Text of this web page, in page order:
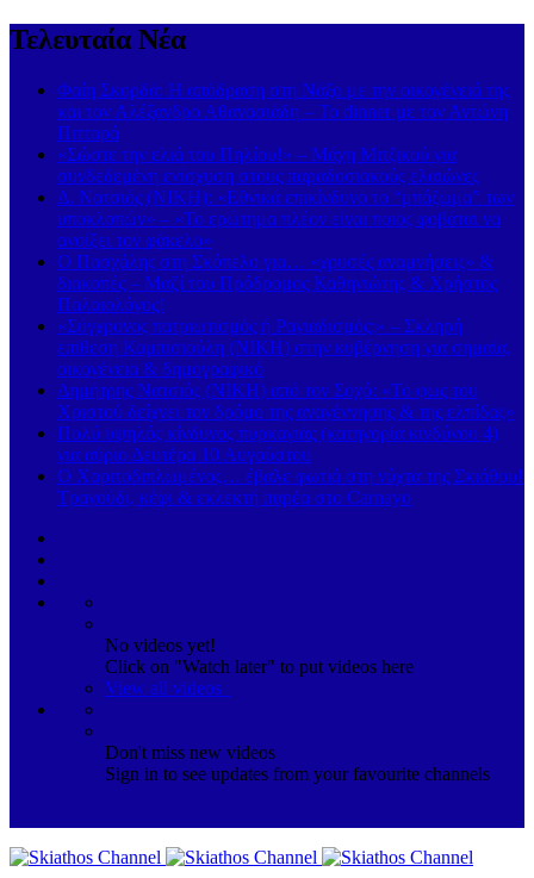
Τελευταία Νέα
Φαίη Σκορδά: Η απόδραση στη Νάξο με την οικογένειά της
και τον Αλέξανδρο Αθανασιάδη – Το dinner με τον Αντώνη
Πιτταρά
«Σώστε την ελιά του Πηλίου!» – Μάχη Μιτζικού για
συνδεδεμένη ενίσχυση στους παραδοσιακούς ελαιώνες
Δ. Νατσιός (ΝΙΚΗ): «Εθνικά επικίνδυνο το “μπάζωμα” των
υποκλοπών» – «Το ερώτημα πλέον είναι ποιος φοβάται να
ανοίξει τον φάκελο»
Ο Πασχάλης στη Σκόπελο για… «χρυσές αναμνήσεις» &
διακοπές – Μαζί του Πρόδρομος Καθηνιώτης & Χρήστος
Παλαιολόγος!
«Σύγχρονος πατριωτισμός ή Ραγιαδισμός;» – Σκληρή
επίθεση Καμπισιούλη (ΝΙΚΗ) στην κυβέρνηση για σημαία,
οικογένεια & δημογραφικό
Δημήτρης Νατσιός (ΝΙΚΗ) από τον Σοχό: «Το φως του
Χριστού δείχνει τον δρόμο της αναγέννησης & της ελπίδας»
Πολύ υψηλός κίνδυνος πυρκαγιάς (κατηγορία κινδύνου 4)
για αύριο Δευτέρα 10 Αυγούστου
Ο Χαριτοδιπλωμένος… έβαλε φωτιά στη νύχτα της Σκιάθου!
Τραγούδι, κέφι & εκλεκτή παρέα στο Carnayo
No videos yet!
Click on "Watch later" to put videos here
View all videos
Don't miss new videos
Sign in to see updates from your favourite channels